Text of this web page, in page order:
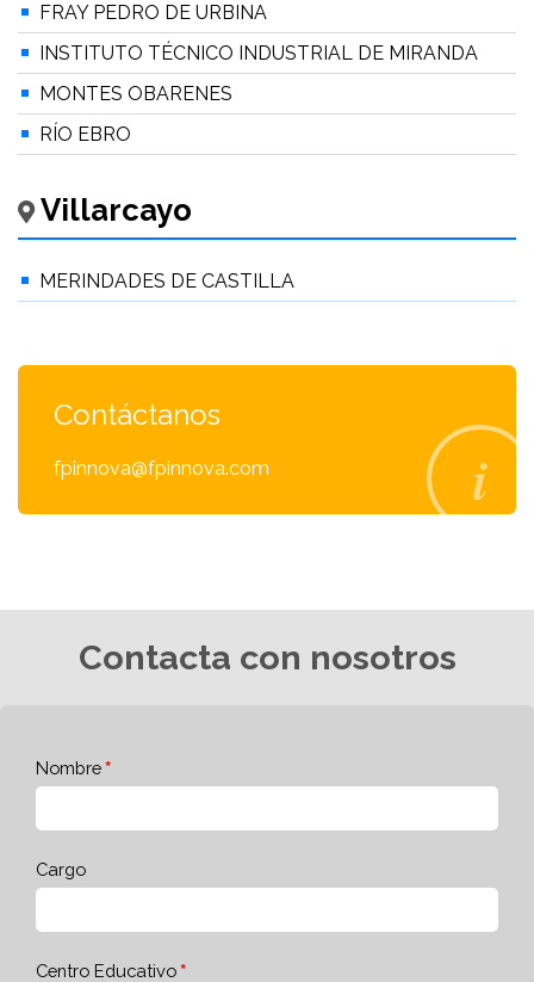
FRAY PEDRO DE URBINA
INSTITUTO TÉCNICO INDUSTRIAL DE MIRANDA
MONTES OBARENES
RÍO EBRO
Villarcayo
MERINDADES DE CASTILLA
Contáctanos
fpinnova@fpinnova.com
Contacta con nosotros
Nombre
Cargo
Centro Educativo